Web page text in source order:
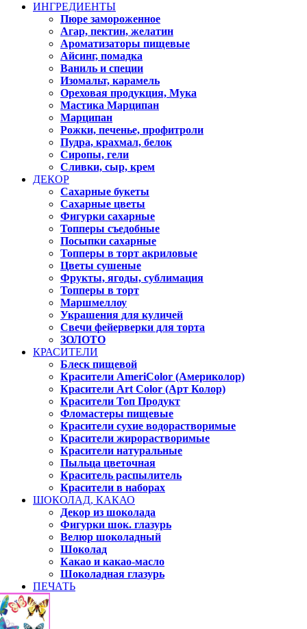
ИНГРЕДИЕНТЫ
Пюре замороженное
Агар, пектин, желатин
Ароматизаторы пищевые
Айсинг, помадка
Ваниль и специи
Изомальт, карамель
Ореховая продукция, Мука
Мастика Марципан
Марципан
Рожки, печенье, профитроли
Пудра, крахмал, белок
Сиропы, гели
Сливки, сыр, крем
ДЕКОР
Сахарные букеты
Сахарные цветы
Фигурки сахарные
Топперы съедобные
Посыпки сахарные
Топперы в торт акриловые
Цветы сушеные
Фрукты, ягоды, сублимация
Топперы в торт
Маршмеллоу
Украшения для куличей
Свечи фейерверки для торта
ЗОЛОТО
КРАСИТЕЛИ
Блеск пищевой
Красители AmeriColor (Америколор)
Красители Art Color (Арт Колор)
Красители Топ Продукт
Фломастеры пищевые
Красители сухие водорастворимые
Красители жирорастворимые
Красители натуральные
Пыльца цветочная
Краситель распылитель
Красители в наборах
ШОКОЛАД, КАКАО
Декор из шоколада
Фигурки шок. глазурь
Велюр шоколадный
Шоколад
Какао и какао-масло
Шоколадная глазурь
ПЕЧАТЬ